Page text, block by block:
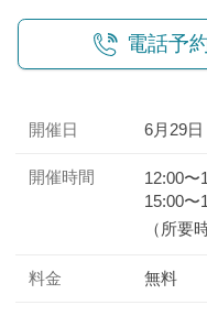
電話予
開催日 6月29日
開催時間 12:00〜
15:00〜
（所要
料金 無料